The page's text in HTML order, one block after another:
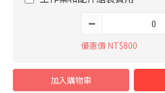
優惠價 NT$800
加入購物車